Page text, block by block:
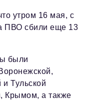
утром 16 мая, с
ПВО сбили еще 13
были
и Тульской
Крымом, а также